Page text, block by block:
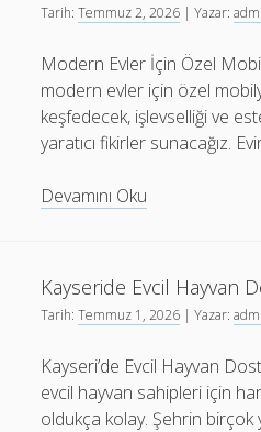
Tarih:Temmuz 2, 2026 | Yazar:
Modern Evler İçin Özel
modern evler için özel
keşfedecek, işlevselliği ve
yaratıcı fikirler sunacağız.
Devamını Oku
Ozel
Mobilya
Fikirleri
Kayseride Evcil Hayvan
Tarih:Temmuz 1, 2026 | Yazar:
Kayseri’de Evcil Hayvan
evcil hayvan sahipleri için
oldukça kolay. Şehrin birçok